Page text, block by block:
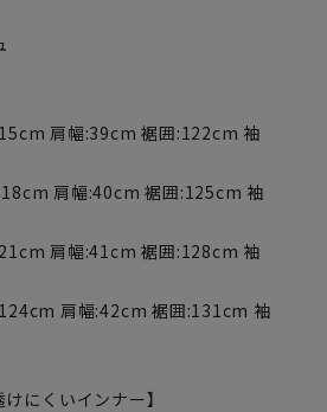
肩幅:39cm 裾囲:122cm 袖
肩幅:40cm 裾囲:125cm 袖
肩幅:41cm 裾囲:128cm 袖
肩幅:42cm 裾囲:131cm 袖
にくいインナー】